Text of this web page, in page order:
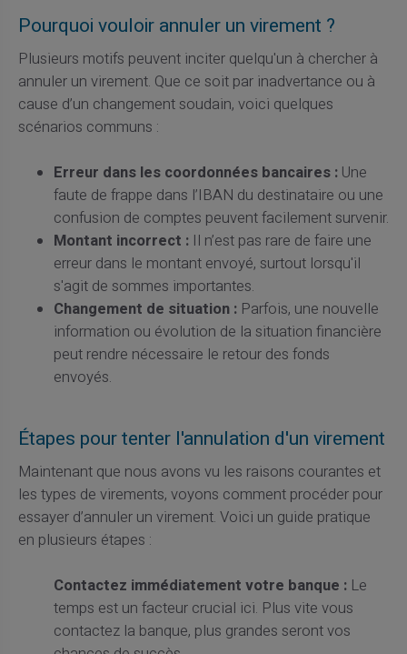
Pourquoi vouloir annuler un virement ?
Plusieurs motifs peuvent inciter quelqu'un à chercher à
annuler un virement. Que ce soit par inadvertance ou à
cause d’un changement soudain, voici quelques
scénarios communs :
Erreur dans les coordonnées bancaires : Une
faute de frappe dans l’IBAN du destinataire ou une
confusion de comptes peuvent facilement survenir.
Montant incorrect : Il n’est pas rare de faire une
erreur dans le montant envoyé, surtout lorsqu'il
s'agit de sommes importantes.
Changement de situation : Parfois, une nouvelle
information ou évolution de la situation financière
peut rendre nécessaire le retour des fonds
envoyés.
Étapes pour tenter l'annulation d'un virement
Maintenant que nous avons vu les raisons courantes et
les types de virements, voyons comment procéder pour
essayer d’annuler un virement. Voici un guide pratique
en plusieurs étapes :
Contactez immédiatement votre banque : Le
temps est un facteur crucial ici. Plus vite vous
contactez la banque, plus grandes seront vos